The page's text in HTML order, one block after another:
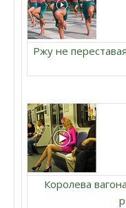
Ржу не
Королева